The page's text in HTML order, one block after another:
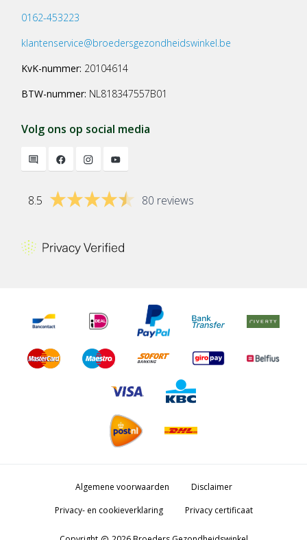
0162-453223
klantenservice@broedersgezondheidswinkel.be
KvK-nummer: 20104614
BTW-nummer: NL818347557B01
Volg ons op social media
8.5 80 reviews
Algemene voorwaarden
Disclaimer
Privacy- en cookieverklaring
Privacy certificaat